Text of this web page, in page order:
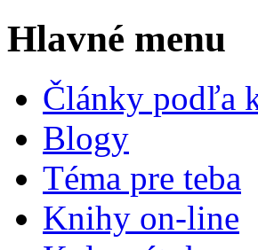
Hlavné menu
Články podľa
Blogy
Téma pre teba
Knihy on-line